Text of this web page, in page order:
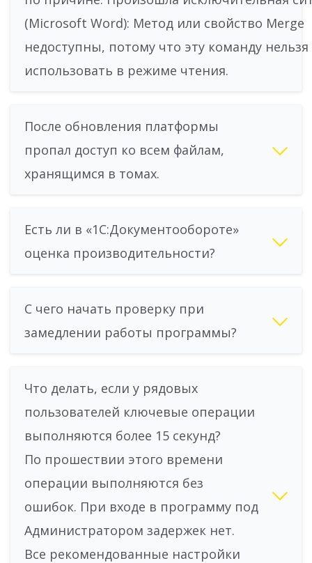
(Microsoft Word): Метод или свойство Merge
недоступны, потому что эту команду нельзя
использовать в режиме чтения.
После обновления платформы
пропал доступ ко всем файлам,
хранящимся в томах.
Есть ли в «1С:Документообороте»
оценка производительности?
С чего начать проверку при
замедлении работы программы?
Что делать, если у рядовых
пользователей ключевые операции
выполняются более 15 секунд?
По прошествии этого времени
операции выполняются без
ошибок. При входе в программу под
Администратором задержек нет.
Все рекомендованные настройки